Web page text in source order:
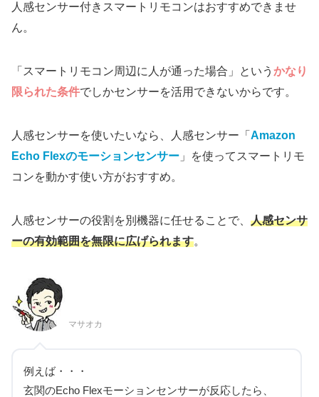
人感センサー付きスマートリモコンはおすすめできませ
ん。
「スマートリモコン周辺に人が通った場合」という かなり
限られた条件でしかセンサーを活用できないからです。
人感センサーを使いたいなら、人感センサー「 Amazon
Echo Flexのモーションセンサー 」を使ってスマートリモ
コンを動かす使い方がおすすめ。
人感センサーの役割を別機器に任せることで、 人感センサ
ーの有効範囲を無限に広げられます。
マサオカ
例えば・・・
玄関のEcho Flexモーションセンサーが反応したら、